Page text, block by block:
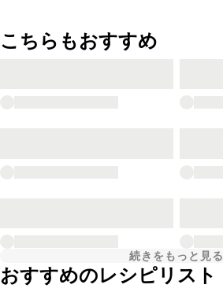
こちらもおすすめ
続きをもっと見る
おすすめのレシピリスト